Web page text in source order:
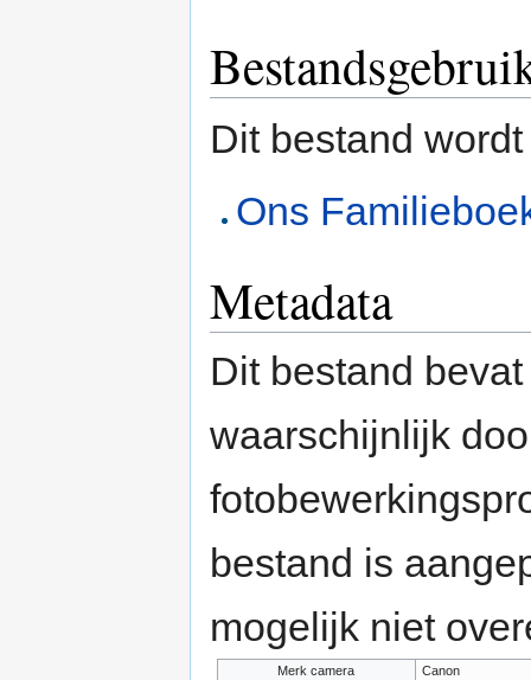
Dit bestand
Ons
Metadata
Dit bestand
waarschijnlijk
bestand is
mogelijk niet
Merk camera Canon